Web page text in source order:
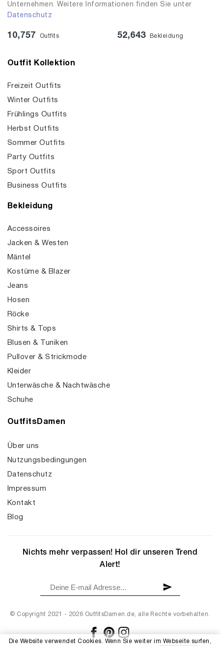
Unternehmen. Weitere Informationen finden Sie unter
Datenschutz
10,757 Outfits 52,643 Bekleidung
Outfit Kollektion
Freizeit Outfits
Winter Outfits
Frühlings Outfits
Herbst Outfits
Sommer Outfits
Party Outfits
Sport Outfits
Business Outfits
Bekleidung
Accessoires
Jacken & Westen
Mäntel
Kostüme & Blazer
Jeans
Hosen
Röcke
Shirts & Tops
Blusen & Tuniken
Pullover & Strickmode
Kleider
Unterwäsche & Nachtwäsche
Schuhe
OutfitsDamen
Über uns
Nutzungsbedingungen
Datenschutz
Impressum
Kontakt
Blog
© Copyright 2021 - 2026 OutfitsDamen.de, alle Rechte vorbehalten.
Nichts mehr verpassen! Hol dir unseren Trend
Alert!
Die Website verwendet Cookies. Wenn Sie weiter im Webseite surfen,